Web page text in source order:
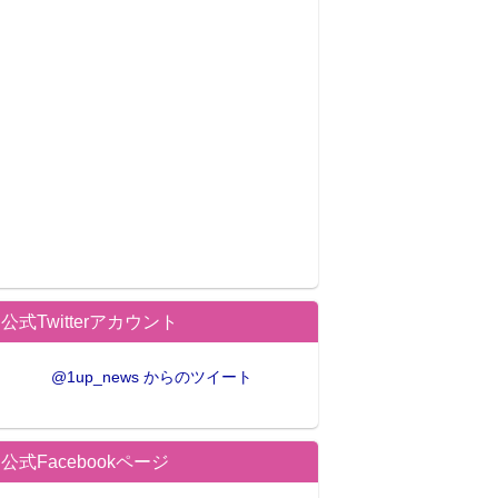
公式Twitterアカウント
@1up_news からのツイート
公式Facebookページ